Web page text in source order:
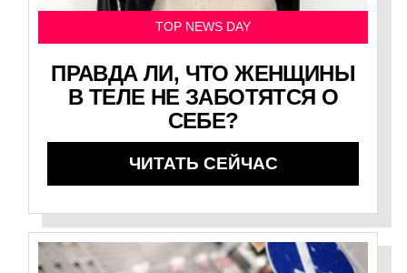
TOP NEWS DAY
ПРАВДА ЛИ, ЧТО ЖЕНЩИНЫ
В ТЕЛЕ НЕ ЗАБОТЯТСЯ О
СЕБЕ?
ЧИТАТЬ СЕЙЧАС